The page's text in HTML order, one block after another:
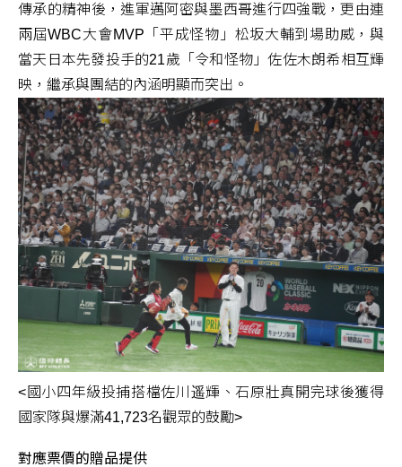
傳承的精神後，進軍邁阿密與墨西哥進行四強戰，更由連
兩屆WBC大會MVP「平成怪物」松坂大輔到場助威，與
當天日本先發投手的21歲「令和怪物」佐佐木朗希相互輝
映，繼承與團結的內涵明顯而突出。
<國小四年級投捕搭檔佐川遥輝、石原壯真開完球後獲得
國家隊與爆滿41,723名觀眾的鼓勵>
對應票價的贈品提供